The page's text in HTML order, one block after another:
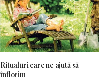
Ritualuri care ne ajută să
înflorim